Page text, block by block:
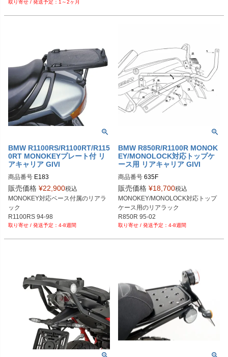
K1600B/GT/GTL
1～2ヶ月
BMW R1100RS/R1100RT/R115
0RT MONOKEYプレート付 リ
アキャリア GIVI
商品番号 E183
販売価格 ¥22,900税込
MONOKEY対応ベース付属のリアラ
ック
R1100RS 94-98
R1100RT 96-00
4-8週間
BMW R850R/R1100R MONOK
EY/MONOLOCK対応トップケ
ース用 リアキャリア GIVI
商品番号 635F
販売価格 ¥18,700税込
MONOKEY/MONOLOCK対応トップ
ケース用のリアラック
R850R 95-02
R1100R 95-01
4-8週間